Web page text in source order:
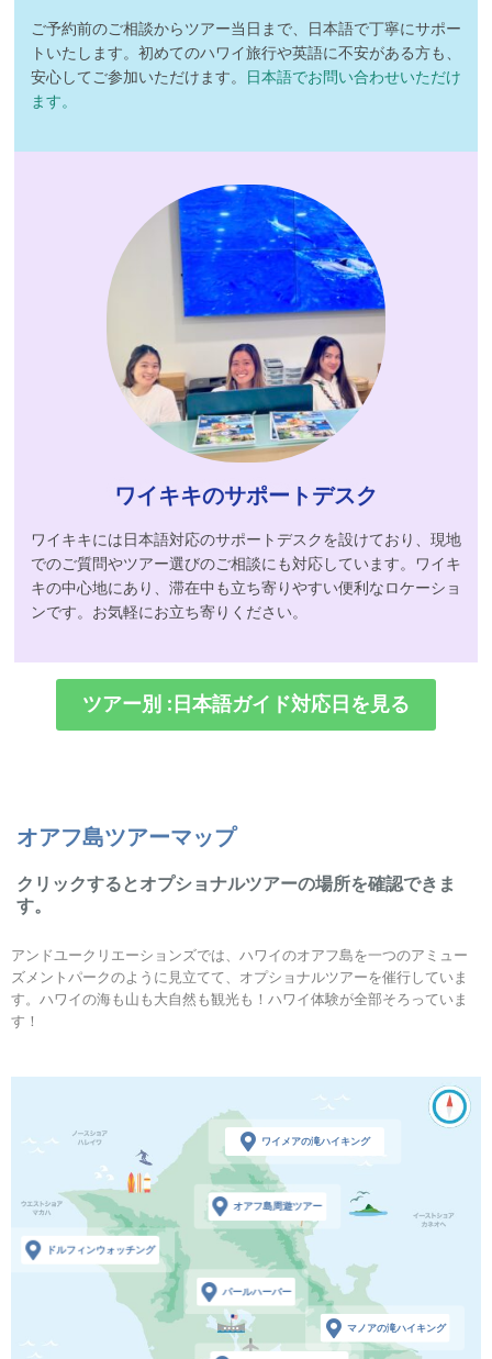
ご予約前のご相談からツアー当日まで、日本語で丁寧にサポー
トいたします。初めてのハワイ旅行や英語に不安がある方も、
安心してご参加いただけます。
日本語でお問い合わせいただけ
ます。
ワイキキのサポートデスク
ワイキキには日本語対応のサポートデスクを設けており、現地
でのご質問やツアー選びのご相談にも対応しています。ワイキ
キの中心地にあり、滞在中も立ち寄りやすい便利なロケーショ
ンです。お気軽にお立ち寄りください。
ツアー別 :日本語ガイド対応日を見る
オアフ島ツアーマップ
クリックするとオプショナルツアーの場所を確認できま
す。
アンドユークリエーションズでは、ハワイのオアフ島を一つのアミュー
ズメントパークのように見立てて、オプショナルツアーを催行していま
す。ハワイの海も山も大自然も観光も！ハワイ体験が全部そろっていま
す！
ドルフィンウォッチング
マノアの滝ハイキング
ワイメアの滝ハイキング
オアフ島周遊ツアー
パールハーバー